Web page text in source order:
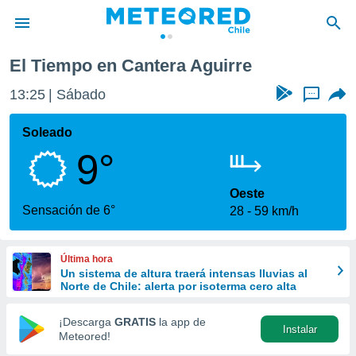
de
por
que se
calidad.
a este
las
y
forma
digital
basada
El Tiempo en Cantera Aguirre
13:25 Sábado ...
Soleado
9°
Sensación de 6°
Oeste
28
59 km/h
Última hora
Un sistema de altura traerá intensas lluvias al
Norte de Chile: alerta por isoterma cero alta
¡Descarga GRATIS la app de
Meteored!
Instalar